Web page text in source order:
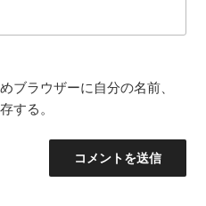
ブラウザーに自分の名前、
する。